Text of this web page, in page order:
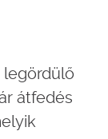
átfedés